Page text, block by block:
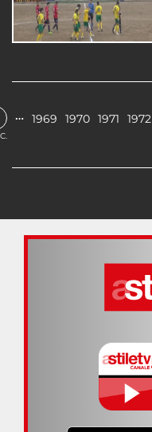
… 1969 1970 1971 1972